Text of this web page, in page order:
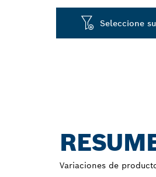
Seleccione
Variaciones de